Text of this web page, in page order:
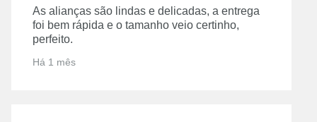
As alianças são lindas e delicadas, a entrega
foi bem rápida e o tamanho veio certinho,
perfeito.
Há 1 mês